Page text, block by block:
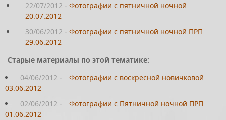
22/07/2012 - Фотографии с пятничной ночной
20.07.2012
30/06/2012 - Фотографии с пятничной ночной ПРП
29.06.2012
Старые материалы по этой тематике:
04/06/2012 -
Фотографии с воскресной новичковой
03.06.2012
02/06/2012 -
Фотографии с Пятничной ночной ПРП
01.06.2012